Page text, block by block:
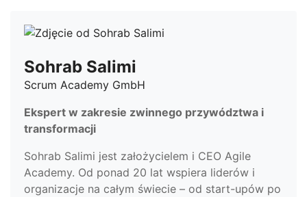
Sohrab Salimi
Scrum Academy GmbH
Ekspert w zakresie zwinnego przywództwa i
transformacji
Sohrab Salimi jest założycielem i CEO Agile
Academy. Od ponad 20 lat wspiera liderów i
organizacje na całym świecie – od start-upów po